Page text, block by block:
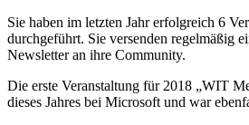
Sie haben im letzten Jahr erfolgreich 6
durchgeführt. Sie versenden regelmäßig
Newsletter an ihre Community.
Die erste Veranstaltung für 2018 „WIT
dieses Jahres bei Microsoft und war